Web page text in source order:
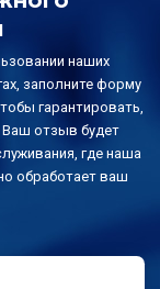
наших
заполните форму
гарантировать,
отзыв будет
где наша
обработает ваш